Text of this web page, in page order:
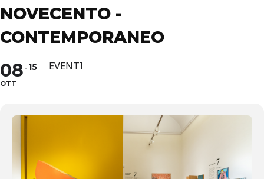
NOVECENTO -
CONTEMPORANEO
08
OTT
15 EVENTI